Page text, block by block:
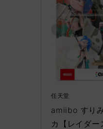
任天堂
amiibo すり
カ【レイダー